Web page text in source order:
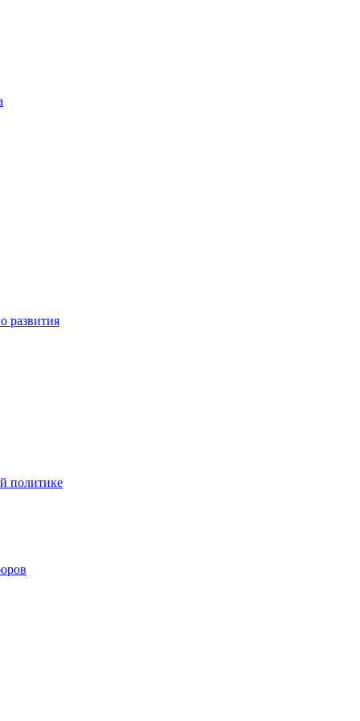
развития
политике